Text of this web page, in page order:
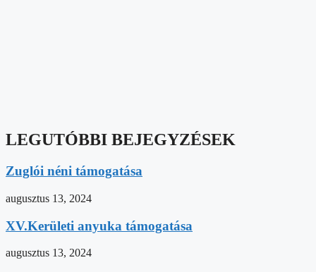
LEGUTÓBBI BEJEGYZÉSEK
Zuglói néni támogatása
augusztus 13, 2024
XV.Kerületi anyuka támogatása
augusztus 13, 2024